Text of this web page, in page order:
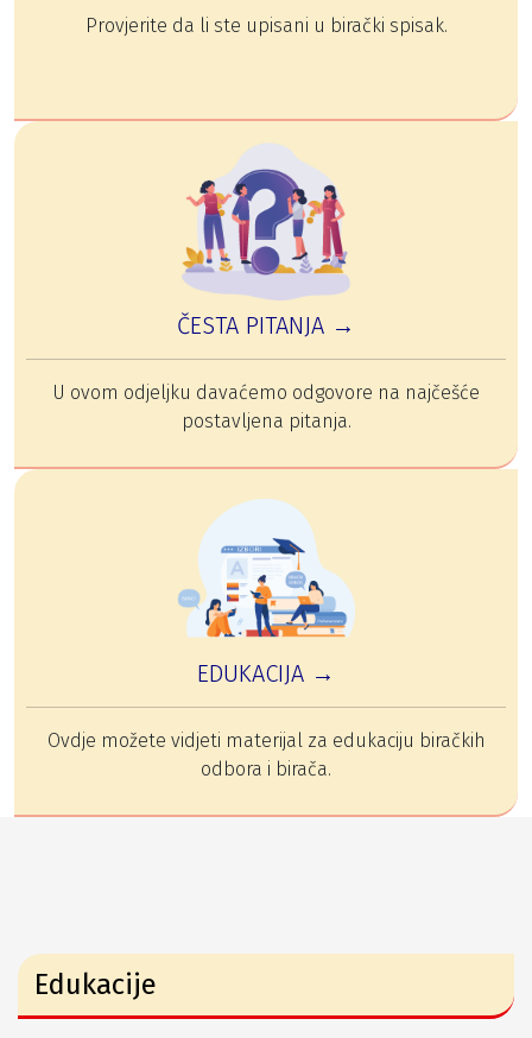
Provjerite da li ste upisani u birački spisak.
ČESTA PITANJA →
U ovom odjeljku davaćemo odgovore na najčešće
postavljena pitanja.
EDUKACIJA →
Ovdje možete vidjeti materijal za edukaciju biračkih
odbora i birača.
Edukacije